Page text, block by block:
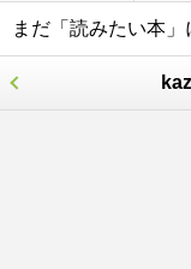
まだ「読みたい本」